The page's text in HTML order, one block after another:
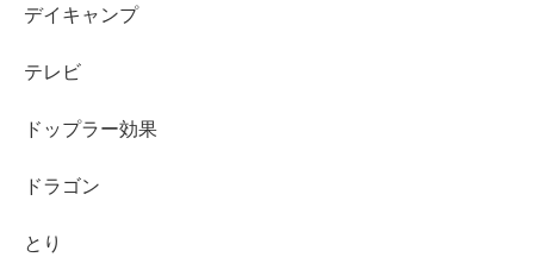
デイキャンプ
テレビ
ドップラー効果
ドラゴン
とり